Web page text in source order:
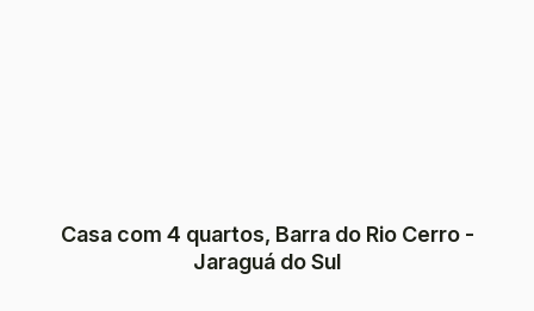
Casa com 4 quartos, Barra do Rio Cerro -
Jaraguá do Sul